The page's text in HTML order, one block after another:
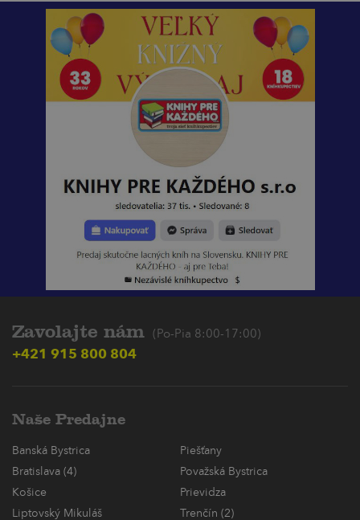
Zavolajte nám (Po-Pia 8:00-17:00)
+421 915 800 804
Naše Predajne
Banská Bystrica
Piešťany
Bratislava (4)
Považská Bystrica
Košice
Prievidza
Liptovský Mikuláš
Trenčín (2)